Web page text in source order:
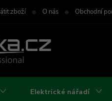
zboží O nás Obchodní
Elektrické nářadí